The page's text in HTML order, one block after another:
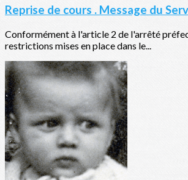
Reprise de cours . Message du
Conformément à l'article 2 de l'arrêté
restrictions mises en place dans le...